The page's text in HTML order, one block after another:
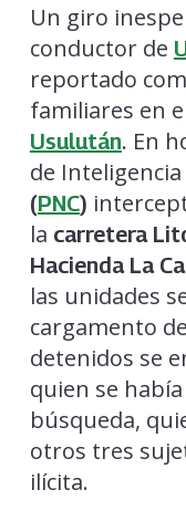
Un giro
conductor de
reportado
familiares en
Usulután. En
de Inteligencia
(PNC)
la carretera
Hacienda La
las unidades
cargamento de
detenidos se
quien se
búsqueda,
otros tres
ilícita.